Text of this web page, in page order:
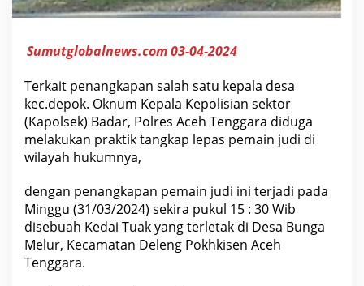
k
a
n
u
d
i
e
o
a
g
K
e
p
a
l
Sumutglobalnews.com 03-04-2024
Terkait penangkapan salah satu kepala desa
kec.depok. Oknum Kepala Kepolisian sektor
(Kapolsek) Badar, Polres Aceh Tenggara diduga
melakukan praktik tangkap lepas pemain judi di
wilayah hukumnya,
dengan penangkapan pemain judi ini terjadi pada
Minggu (31/03/2024) sekira pukul 15 : 30 Wib
disebuah Kedai Tuak yang terletak di Desa Bunga
Melur, Kecamatan Deleng Pokhkisen Aceh
Tenggara.